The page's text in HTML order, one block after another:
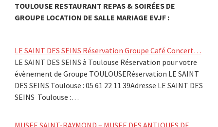
TOULOUSE RESTAURANT REPAS & SOIRÉES DE
GROUPE LOCATION DE SALLE MARIAGE EVJF :
LE SAINT DES SEINS Réservation Groupe Café Concert…
LE SAINT DES SEINS à Toulouse Réservation pour votre
évènement de Groupe TOULOUSERéservation LE SAINT
DES SEINS Toulouse : 05 61 22 11 39Adresse LE SAINT DES
SEINS Toulouse :…
MUSEE SAINT-RAYMOND – MUSEE DES ANTIQUES DE